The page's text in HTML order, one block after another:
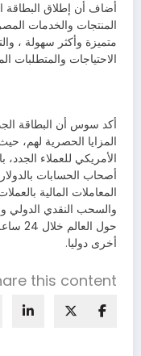
أضاف أن إطلاق البطاقة
المنتجات والخدمات
متميزة وأكثر سهولة ،
الاحتياجات والمتطلبات
أكد سوس أن البطاقة
المزايا الحصرية لهم،
الأمريكي للعملاء الجدد،
أصحاب الحسابات
المعاملات المالية
والسحب النقدي الدولي
حول
أخرى دوليا.
this content: